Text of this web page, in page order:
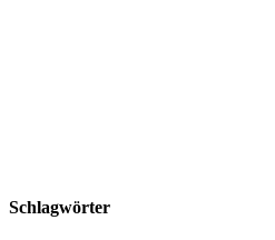
Schlagwörter